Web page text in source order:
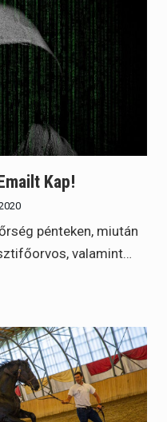
Kap!
pénteken, miután
valamint…